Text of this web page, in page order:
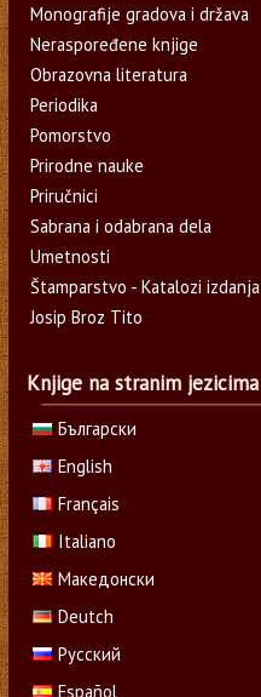
Monografije gradova i država
Neraspoređene knjige
Obrazovna literatura
Periodika
Pomorstvo
Prirodne nauke
Priručnici
Sabrana i odabrana dela
Umetnosti
Štamparstvo - Katalozi izdanja
Josip Broz Tito
Knjige na stranim jezicima
Български
English
Français
Italiano
Македонски
Deutch
Русский
Español